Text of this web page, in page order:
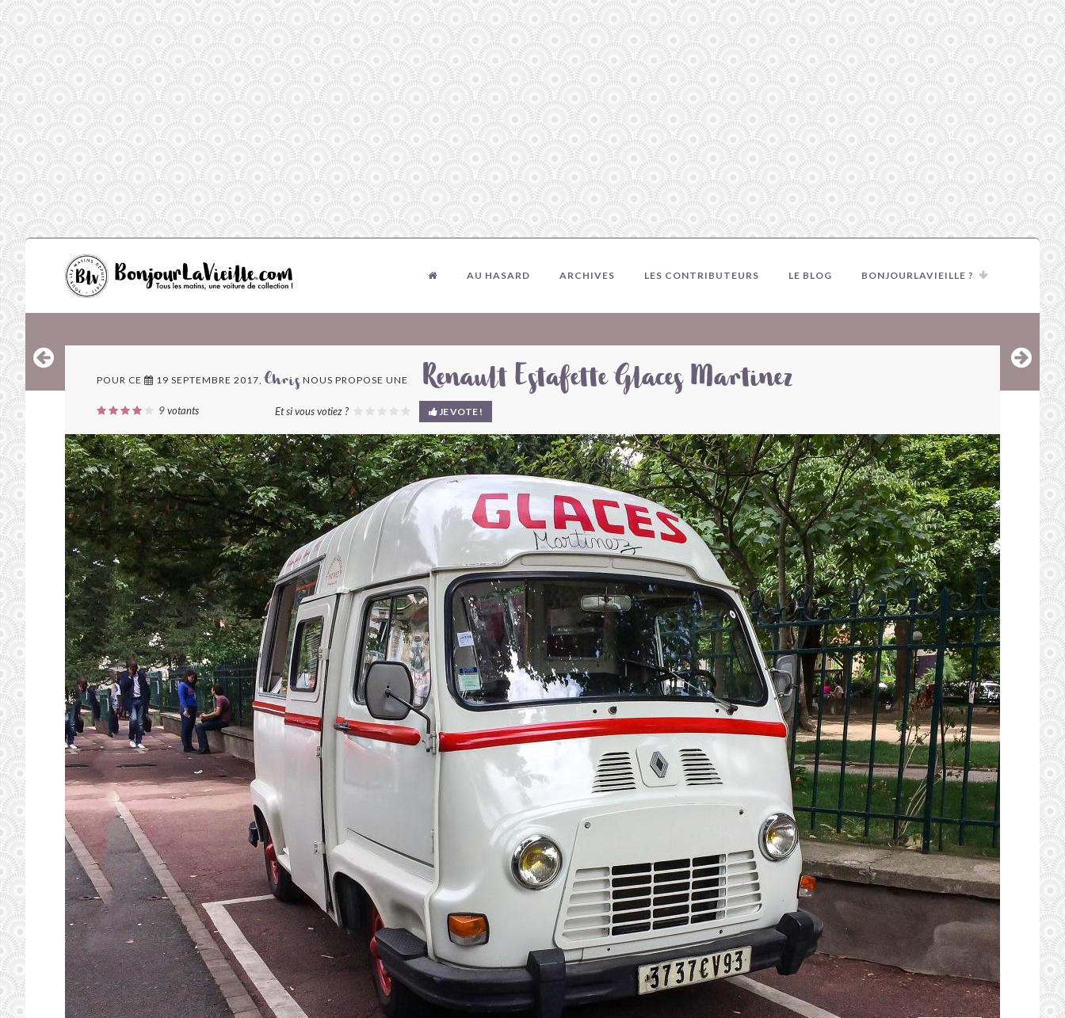
AU HASARD ARCHIVES LES CONTRIBUTEURS LE BLOG BONJOURLAVIEILLE ?
POUR CE 19 SEPTEMBRE 2017,Chris NOUS PROPOSE UNE Renault Estafette Glaces Martinez
9votants Et si vous votiez ? JE VOTE !